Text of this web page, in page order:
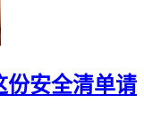
份安全清单请